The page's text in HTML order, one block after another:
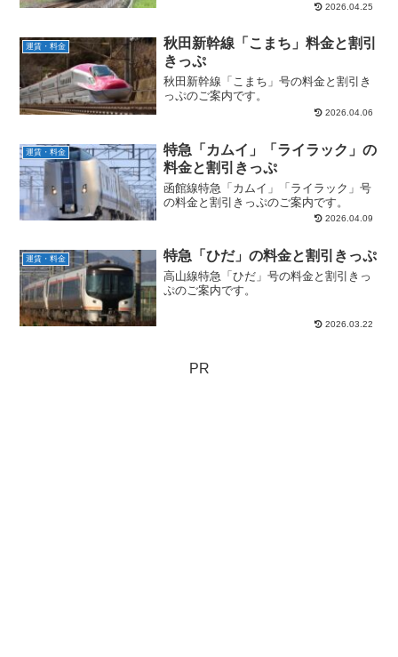
2026.04.25
運賃・料金
秋田新幹線「こまち」料金と割引
きっぷ
秋田新幹線「こまち」号の料金と割引き
っぷのご案内です。
2026.04.06
運賃・料金
特急「カムイ」「ライラック」の
料金と割引きっぷ
函館線特急「カムイ」「ライラック」号
の料金と割引きっぷのご案内です。
2026.04.09
運賃・料金 特急「ひだ」の料金と割引きっぷ
高山線特急「ひだ」号の料金と割引きっ
ぷのご案内です。
2026.03.22
PR